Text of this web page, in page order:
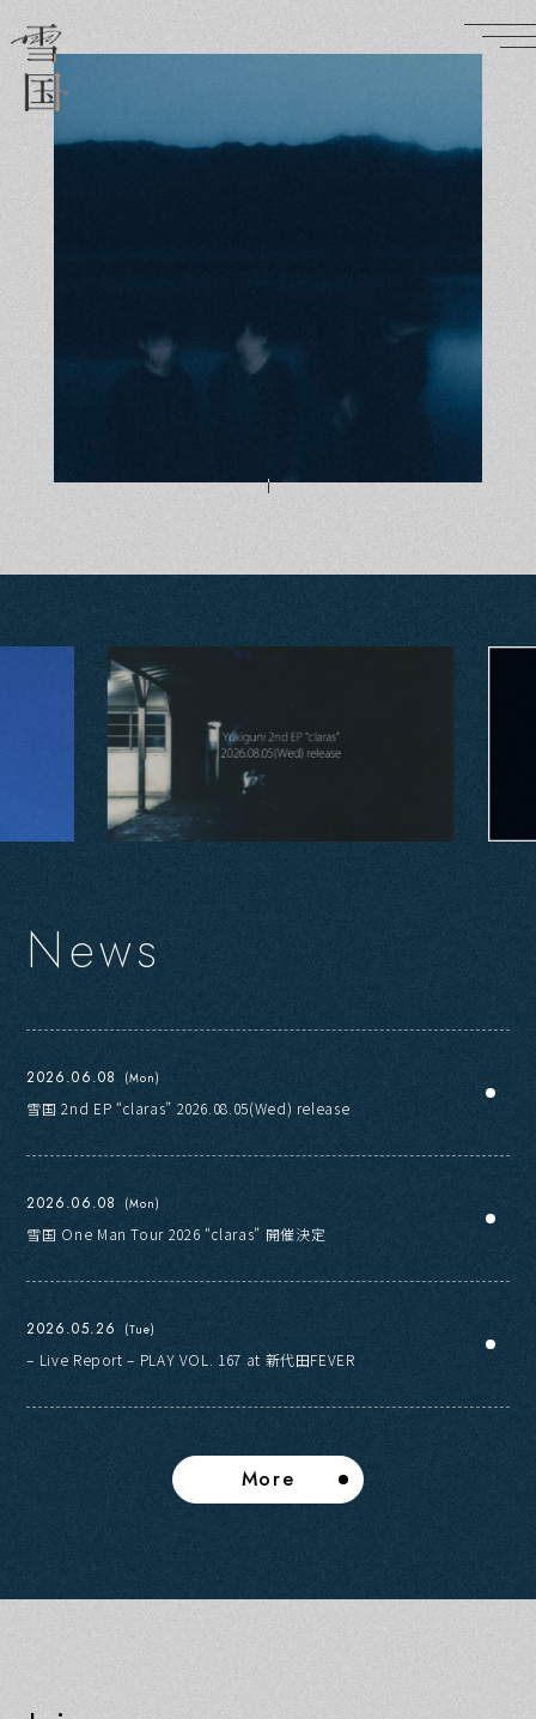
News
2026.06.08 (Mon)
雪国 2nd EP “claras” 2026.08.05(Wed) release
2026.06.08 (Mon)
雪国 One Man Tour 2026 “claras” 開催決定
2026.05.26 (Tue)
– Live Report – PLAY VOL. 167 at 新代田FEVER
More